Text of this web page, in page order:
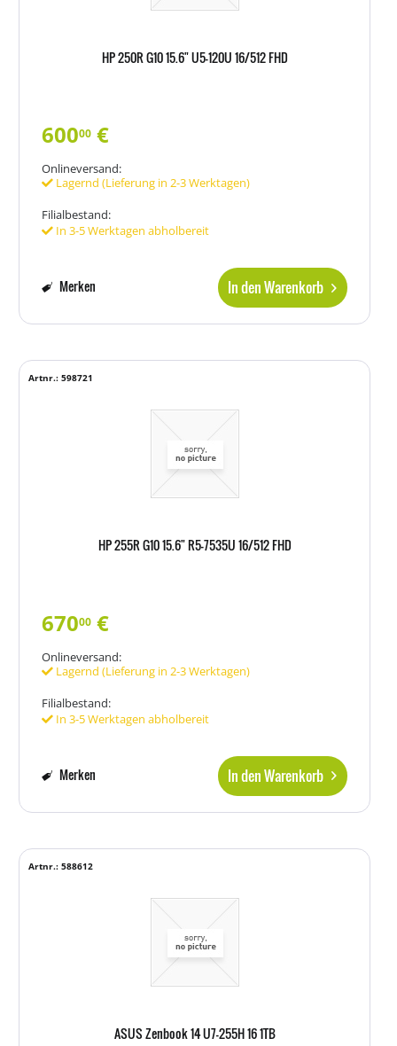
HP 250R G10 15.6" U5-120U 16/512 FHD
60000 €
Onlineversand:
Lagernd (Lieferung in 2-3 Werktagen)
Filialbestand:
In 3-5 Werktagen abholbereit
In den Warenkorb
Merken
HP 255R G10 15.6" R5-7535U 16/512 FHD
Artnr.: 598721
67000 €
Onlineversand:
Lagernd (Lieferung in 2-3 Werktagen)
Filialbestand:
In 3-5 Werktagen abholbereit
In den Warenkorb
Merken
ASUS Zenbook 14 U7-255H 16 1TB
Artnr.: 588612